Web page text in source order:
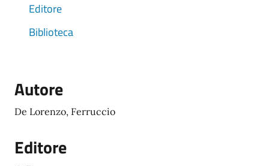
Editore
Biblioteca
Autore
De Lorenzo, Ferruccio
Editore